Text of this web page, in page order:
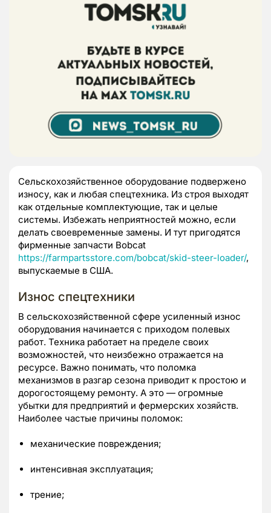
Сельскохозяйственное оборудование подвержено
износу, как и любая спецтехника. Из строя выходят
как отдельные комплектующие, так и целые
системы. Избежать неприятностей можно, если
делать своевременные замены. И тут пригодятся
фирменные запчасти Bobcat
https://farmpartsstore.com/bobcat/skid-steer-loader/,
выпускаемые в США.
Износ спецтехники
В сельскохозяйственной сфере усиленный износ
оборудования начинается с приходом полевых
работ. Техника работает на пределе своих
возможностей, что неизбежно отражается на
ресурсе. Важно понимать, что поломка
механизмов в разгар сезона приводит к простою и
дорогостоящему ремонту. А это — огромные
убытки для предприятий и фермерских хозяйств.
Наиболее частые причины поломок:
механические повреждения;
интенсивная эксплуатация;
трение;